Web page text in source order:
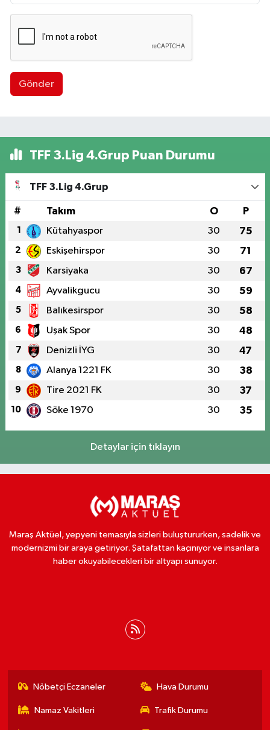
Gönder
TFF 3.Lig 4.Grup Puan Durumu
TFF 3.Lig 4.Grup
# Takım O P
1 Kütahyaspor 30 75
2 Eskişehirspor 30 71
3 Karsiyaka 30 67
4 Ayvalikgucu 30 59
5 Balıkesirspor 30 58
6 Uşak Spor 30 48
7 Denizli İYG 30 47
8 Alanya 1221 FK 30 38
9 Tire 2021 FK 30 37
10 Söke 1970 30 35
Detaylar için tıklayın
Maraş Aktüel, yepyeni temasıyla sizleri buluştururken, sadelik ve
modernizmi bir araya getiriyor. Şatafattan kaçınıyor ve insanlara
haber okuyabilecekleri bir altyapı sunuyor.
Nöbetçi Eczaneler Hava Durumu
Namaz Vakitleri Trafik Durumu